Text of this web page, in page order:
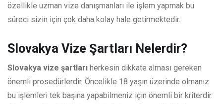
özellikle uzman vize danışmanları ile işlem yapmak bu
süreci sizin için çok daha kolay hale getirmektedir.
Slovakya Vize Şartları Nelerdir?
Slovakya vize şartları herkesin dikkate alması gereken
önemli prosedürlerdir. Öncelikle 18 yaşın üzerinde olmanız
bu işlemleri tek başına yapabilmeniz için önemli bir kriterdir.